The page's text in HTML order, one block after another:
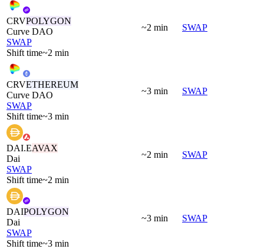
CRVPOLYGON
Curve DAO
SWAP
Shift time~2 min
~2 min SWAP
CRVETHEREUM
Curve DAO
SWAP
Shift time~3 min
~3 min SWAP
DAI.EAVAX
Dai
SWAP
Shift time~2 min
~2 min SWAP
DAIPOLYGON
Dai
SWAP
Shift time~3 min
~3 min SWAP